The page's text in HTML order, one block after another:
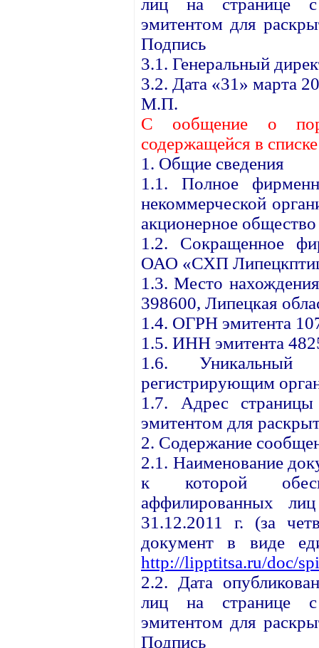
эмитентом для
Подпись
3.1. Генеральный
3.2. Дата «31» марта
М.П.
С
ообщение о
содержащейся в
1. Общие сведения
1.1. Полное
некоммерческой
акционерное
1.2. Сокращенное
ОАО «СХП
1.3. Место
398600, Липецкая
1.4. ОГРН эмитента
1.5. ИНН эмитента
1.6. Уникальный
регистрирующим
1.7. Адрес страницы
эмитентом для
2. Содержание
2.1. Наименование
к которой
аффилированных
31.12.2011 г. (за
документ в виде
http://lipptitsa.ru/doc/
2.2. Дата
лиц на странице с
эмитентом для
Подпись